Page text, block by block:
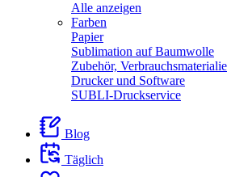
Alle anzeigen
Farben
Papier
Sublimation auf Baumwolle
Zubehör,
Drucker und Software
SUBLI-Druckservice
Blog
Täglich